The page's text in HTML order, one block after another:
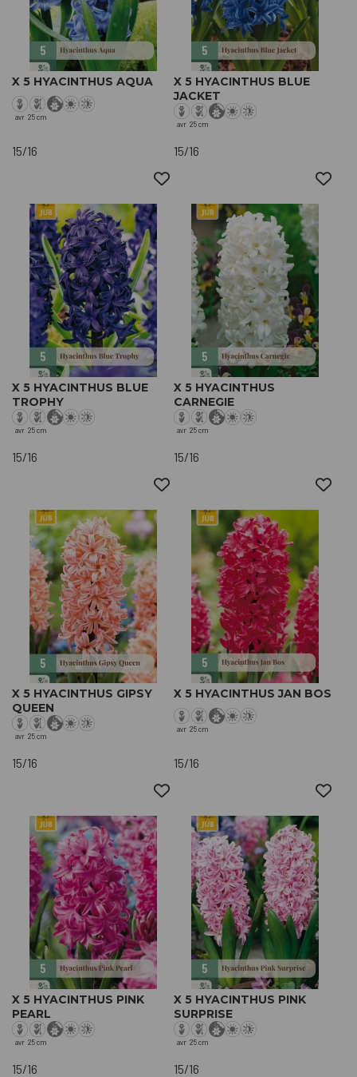
X 5 HYACINTHUS AQUA
avr 25 cm
15/16
X 5 HYACINTHUS BLUE
JACKET
avr 25 cm
15/16
X 5 HYACINTHUS BLUE
TROPHY
avr 25 cm
15/16
X 5 HYACINTHUS
CARNEGIE
avr 25 cm
15/16
X 5 HYACINTHUS GIPSY
QUEEN
avr 25 cm
15/16
X 5 HYACINTHUS JAN BOS
avr 25 cm
15/16
X 5 HYACINTHUS PINK
PEARL
avr 25 cm
15/16
X 5 HYACINTHUS PINK
SURPRISE
avr 25 cm
15/16